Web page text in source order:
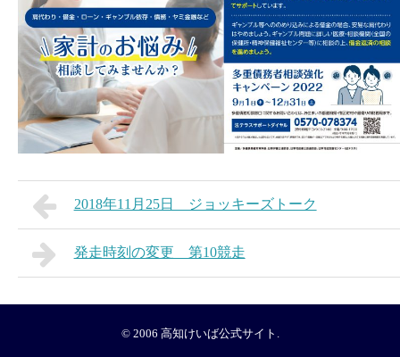
2018年11月25日 ジョッキーズトーク
発走時刻の変更 第10競走
© 2006 高知けいば公式サイト .